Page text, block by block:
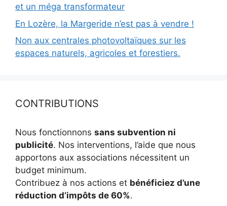
et un méga transformateur
En Lozère, la Margeride n’est pas à vendre !
Non aux centrales photovoltaïques sur les
espaces naturels, agricoles et forestiers.
CONTRIBUTIONS
Nous fonctionnons sans subvention ni
publicité. Nos interventions, l’aide que nous
apportons aux associations nécessitent un
budget minimum.
Contribuez à nos actions et bénéficiez d’une
réduction d’impôts de 60%.